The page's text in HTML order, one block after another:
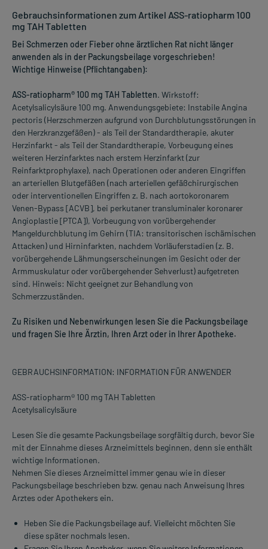
Gebrauchsinformationen zum Artikel ASS-ratiopharm 100
mg TAH Tabletten
Bei Schmerzen oder Fieber ohne ärztlichen Rat nicht länger
anwenden als in der Packungsbeilage vorgeschrieben!
Wichtige Hinweise (Pflichtangaben):
ASS-ratiopharm® 100 mg TAH Tabletten. Wirkstoff:
Acetylsalicylsäure 100 mg. Anwendungsgebiete: Instabile Angina
pectoris (Herzschmerzen aufgrund von Durchblutungsstörungen in
den Herzkranzgefäßen) - als Teil der Standardtherapie, akuter
Herzinfarkt - als Teil der Standardtherapie, Vorbeugung eines
weiteren Herzinfarktes nach erstem Herzinfarkt (zur
Reinfarktprophylaxe), nach Operationen oder anderen Eingriffen
an arteriellen Blutgefäßen (nach arteriellen gefäßchirurgischen
oder interventionellen Eingriffen z. B. nach aortokoronarem
Venen-Bypass [ACVB], bei perkutaner transluminaler koronarer
Angioplastie [PTCA]), Vorbeugung von vorübergehender
Mangeldurchblutung im Gehirn (TIA: transitorischen ischämischen
Attacken) und Hirninfarkten, nachdem Vorläuferstadien (z. B.
vorübergehende Lähmungserscheinungen im Gesicht oder der
Armmuskulatur oder vorübergehender Sehverlust) aufgetreten
sind. Hinweis: Nicht geeignet zur Behandlung von
Schmerzzuständen.
Zu Risiken und Nebenwirkungen lesen Sie die Packungsbeilage
und fragen Sie Ihre Ärztin, Ihren Arzt oder in Ihrer Apotheke.
GEBRAUCHSINFORMATION: INFORMATION FÜR ANWENDER
ASS-ratiopharm® 100 mg TAH Tabletten
Acetylsalicylsäure
Lesen Sie die gesamte Packungsbeilage sorgfältig durch, bevor Sie
mit der Einnahme dieses Arzneimittels beginnen, denn sie enthält
wichtige Informationen.
Nehmen Sie dieses Arzneimittel immer genau wie in dieser
Packungsbeilage beschrieben bzw. genau nach Anweisung Ihres
Arztes oder Apothekers ein.
Heben Sie die Packungsbeilage auf. Vielleicht möchten Sie
diese später nochmals lesen.